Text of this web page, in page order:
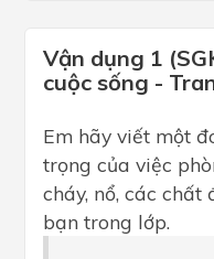
Vận dụng 1
cuộc sống -
Em hãy viết một
trọng của việc
cháy, nổ, các chất
bạn trong lớp.